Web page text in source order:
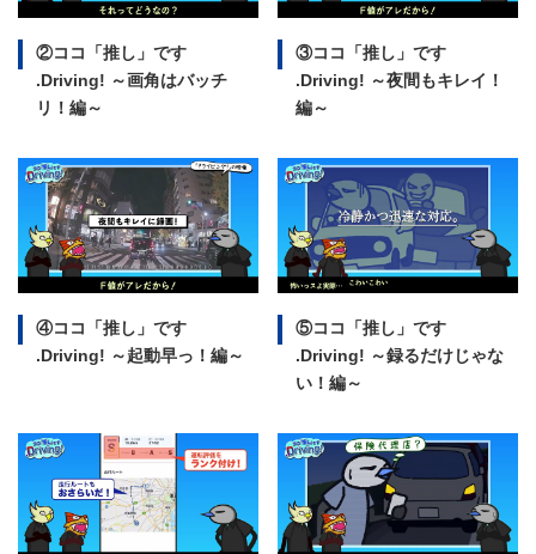
②ココ「推し」です
.Driving! ～画角はバッチ
リ！編～
③ココ「推し」です
.Driving! ～夜間もキレイ！
編～
④ココ「推し」です
.Driving! ～起動早っ！編～
⑤ココ「推し」です
.Driving! ～録るだけじゃな
い！編～